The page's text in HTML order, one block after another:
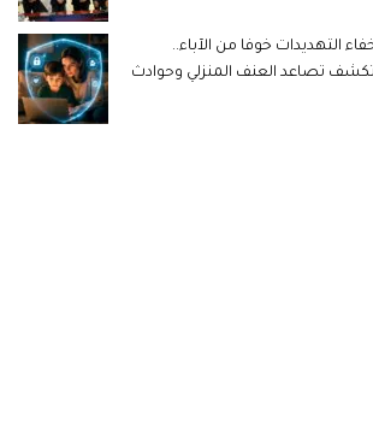
التهديدات خوفا من الآباء..
تصاعد العنف المنزلي وحوادث